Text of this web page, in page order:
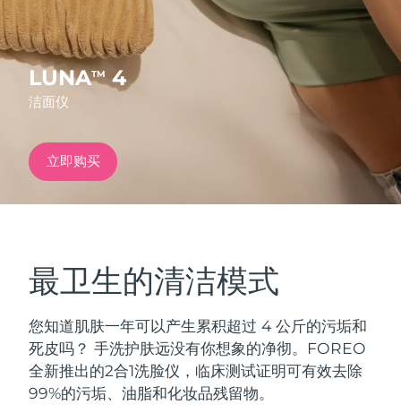
LUNATM4
洁面仪
立即购买
最卫生的清洁模式
您知道肌肤一年可以产生累积超过 4 公斤的污垢和
死皮吗？ 手洗护肤远没有你想象的净彻。FOREO
全新推出的2合1洗脸仪，临床测试证明可有效去除
99%的污垢、油脂和化妆品残留物。
特别优惠
红光疗法
面部清洁
LUNA™ 4 套装
Anti-aging massage
紧致提拉
BEAR™ 2 套装
Microcurrent toning
澳大利亚 预计送达日期 8/13/26
法国 预计送达日期
德国 预计送达日期
加拿大 预计送达日期 8/14/26
奥地利 预计送达日期
比利时 预计送达日期8/10/26
百慕大 预计送达日期